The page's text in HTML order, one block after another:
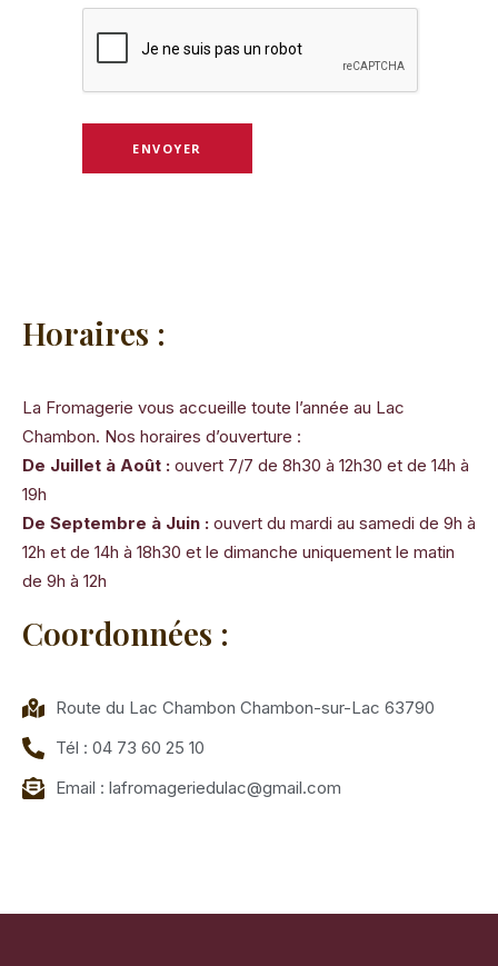
Horaires :
La Fromagerie vous accueille toute l’année au Lac
Chambon. Nos horaires d’ouverture :
De Juillet à Août : ouvert 7/7 de 8h30 à 12h30 et de 14h à
19h
De Septembre à Juin : ouvert du mardi au samedi de 9h à
12h et de 14h à 18h30 et le dimanche uniquement le matin
de 9h à 12h
Coordonnées :
Route du Lac Chambon Chambon-sur-Lac 63790
Tél : 04 73 60 25 10
Email : lafromageriedulac@gmail.com